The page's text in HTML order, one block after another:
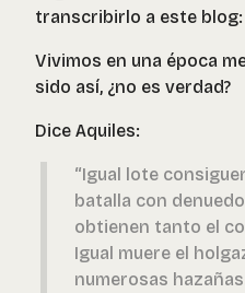
transcribirlo a este blog:
Vivimos en una época
sido así, ¿no es verdad?
Dice Aquiles:
“Igual lote
batalla con
obtienen tanto el
Igual muere el
numerosas